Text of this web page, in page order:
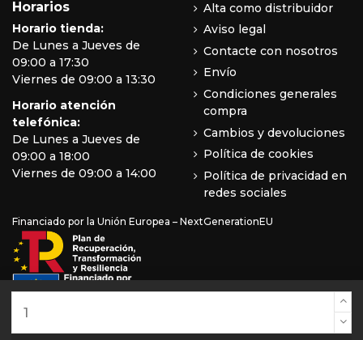
Horarios
Horario tienda:
De Lunes a Jueves de
09:00 a 17:30
Viernes de 09:00 a 13:30
Horario atención
telefónica:
De Lunes a Jueves de
09:00 a 18:00
Viernes de 09:00 a 14:00
Alta como distribuidor
Aviso legal
Contacte con nosotros
Envío
Condiciones generales
compra
Cambios y devoluciones
Política de cookies
Política de privacidad en
redes sociales
Financiado por la Unión Europea – NextGenerationEU